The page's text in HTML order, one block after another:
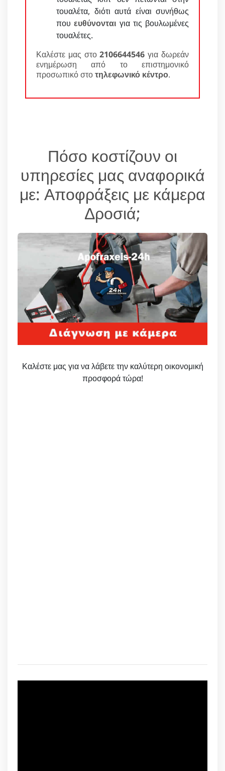
τουαλέτα, διότι αυτά είναι συνήθως
πουευθύνονται για τις βουλωμένες
τουαλέτες.
Καλέστε μας στο2106644546 για δωρεάν
ενημέρωση από το επιστημονικό
προσωπικό στοτηλεφωνικό κέντρο.
Πόσο κοστίζουν οι
υπηρεσίες μας αναφορικά
με: Αποφράξεις με κάμερα
Δροσιά;
Καλέστε μας για να λάβετε την καλύτερη οικονομική
προσφορά τώρα!